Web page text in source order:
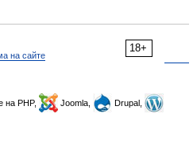
18+
на сайте
на PHP, Joomla,
Drupal,